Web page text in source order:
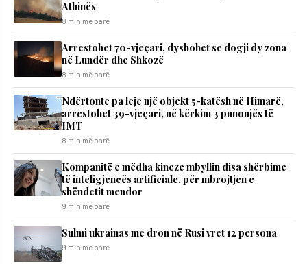
Athinës
8 min më parë
Arrestohet 70-vjeçari, dyshohet se dogji dy zona
në Lundër dhe Shkozë
8 min më parë
Ndërtonte pa leje një objekt 5-katësh në Himarë,
arrestohet 39-vjeçari, në kërkim 3 punonjës të
IMT
8 min më parë
Kompanitë e mëdha kineze mbyllin disa shërbime
të inteligjencës artificiale, për mbrojtjen e
shëndetit mendor
9 min më parë
Sulmi ukrainas me dron në Rusi vret 12 persona
9 min më parë